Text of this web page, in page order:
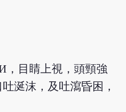
，目睛上視，頭頸強
涎沫，及吐瀉昏困，